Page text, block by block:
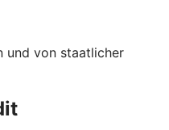
und von staatlicher